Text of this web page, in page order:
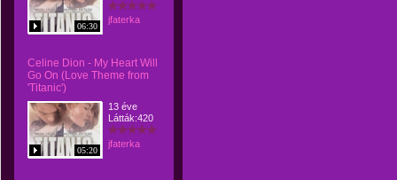
06:30
jfaterka
Celine Dion - My Heart Will
Go On (Love Theme from
'Titanic')
05:20
13 éve
Látták:420
jfaterka